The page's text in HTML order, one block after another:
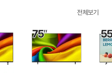
전체보기